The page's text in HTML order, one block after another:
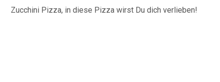
Zucchini Pizza, in diese Pizza wirst Du dich verlieben!